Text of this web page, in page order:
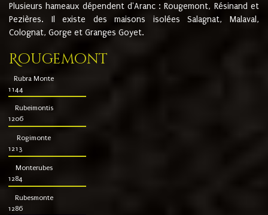
Plusieurs hameaux dépendent d'Aranc : Rougemont, Résinand et
Pezières. Il existe des maisons isolées Salagnat, Malaval,
Colognat, Gorge et Granges Goyet.
Rougemont
Rubra Monte
1144
Rubeimontis
1206
Rogimonte
1213
Monterubes
1284
Rubesmonte
1286